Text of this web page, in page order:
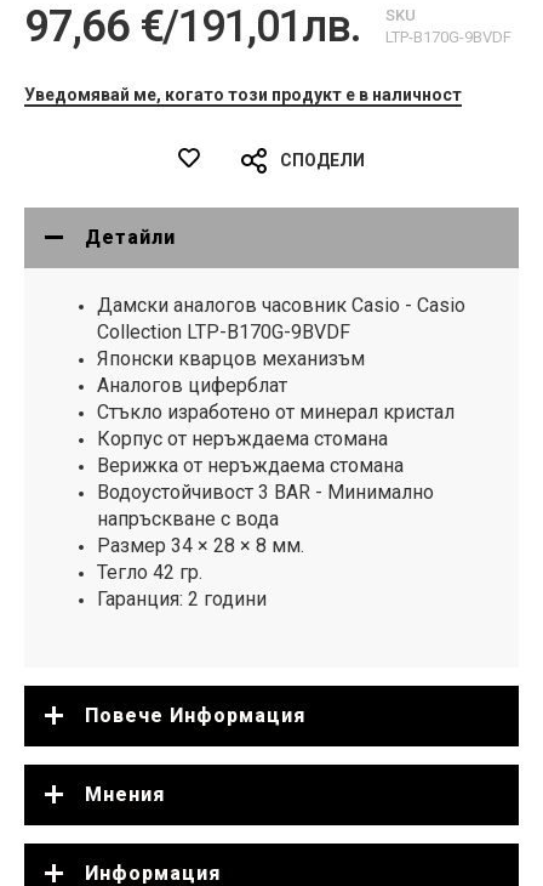
97,66 €/191,01лв.
SKU
LTP-B170G-9BVDF
Уведомявай ме, когато този продукт е в наличност
СПОДЕЛИ
Детайли
Дамски аналогов часовник Casio - Casio
Collection LTP-B170G-9BVDF
Японски кварцов механизъм
Аналогов циферблат
Стъкло изработено от минерал кристал
Корпус от неръждаема стомана
Верижка от неръждаема стомана
Водоустойчивост 3 BAR - Минимално
напръскване с вода
Размер 34 × 28 × 8 мм.
Тегло 42 гр.
Гаранция: 2 години
Повече Информация
Мнения
Информация